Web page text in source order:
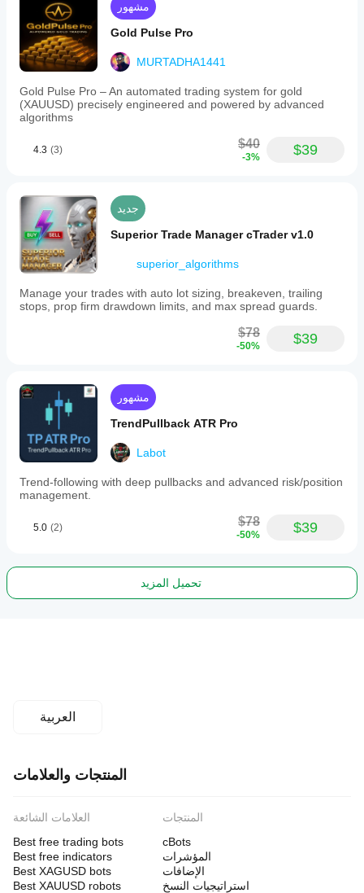
مشهور
Gold Pulse Pro
MURTADHA1441
Gold Pulse Pro – An automated trading system for gold
(XAUUSD) precisely engineered and powered by advanced
algorithms
4.3 (3) $40
-3% $39
جديد
Superior Trade Manager cTrader v1.0
superior_algorithms
Manage your trades with auto lot sizing, breakeven, trailing
stops, prop firm drawdown limits, and max spread guards.
$78
-50% $39
مشهور
TrendPullback ATR Pro
Labot
Trend-following with deep pullbacks and advanced risk/position
management.
5.0 (2) $78
-50% $39
تحميل المزيد
العربية
المنتجات والعلامات
العلامات الشائعة
Best free trading bots
Best free indicators
Best XAGUSD bots
Best XAUUSD robots
المنتجات
cBots
المؤشرات
الإضافات
استراتيجيات النسخ